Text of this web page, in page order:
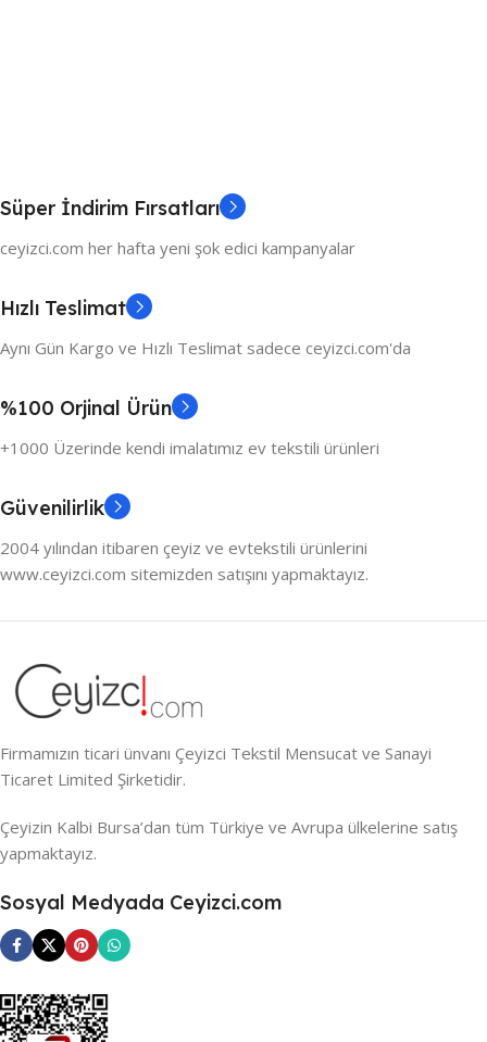
Süper İndirim Fırsatları
ceyizci.com her hafta yeni şok edici kampanyalar
Hızlı Teslimat
Aynı Gün Kargo ve Hızlı Teslimat sadece ceyizci.com'da
%100 Orjinal Ürün
+1000 Üzerinde kendi imalatımız ev tekstili ürünleri
Güvenilirlik
2004 yılından itibaren çeyiz ve evtekstili ürünlerini
www.ceyizci.com sitemizden satışını yapmaktayız.
Firmamızın ticari ünvanı Çeyizci Tekstil Mensucat ve Sanayi
Ticaret Limited Şirketidir.
Çeyizin Kalbi Bursa’dan tüm Türkiye ve Avrupa ülkelerine satış
yapmaktayız.
Sosyal Medyada Ceyizci.com